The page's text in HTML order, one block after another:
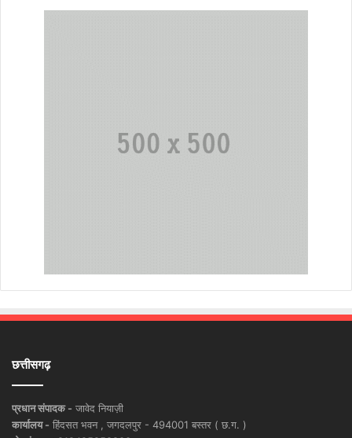
छत्तीसगढ़
प्रधान संपादक - जावेद नियाज़ी
कार्यालय - हिंदसत भवन , जगदलपुर - 494001 बस्तर ( छ.ग. )